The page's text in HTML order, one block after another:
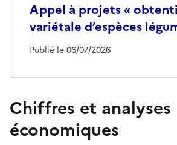
Appel à projets «
variétale d’espèces
Publié le 06/07/2026
Chiffres et analyses
économiques